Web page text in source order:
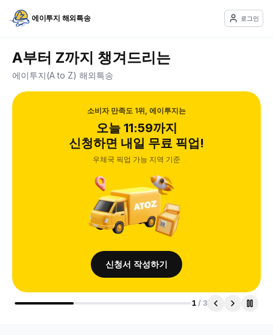
에이투지 해외특송 로그인
A부터 Z까지 챙겨드리는
에이투지(A to Z) 해외특송
소비자 만족도 1위, 에이투지는
오늘 11:59까지
신청하면 내일 무료 픽업!
우체국 픽업 가능 지역 기준
신청서 작성하기
1 / 3